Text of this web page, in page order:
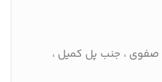
صفوی ، جنب پل کمیل ،